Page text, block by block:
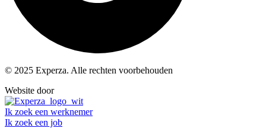
© 2025 Experza. Alle rechten voorbehouden
Website door
Ik zoek een werknemer
Ik zoek een job